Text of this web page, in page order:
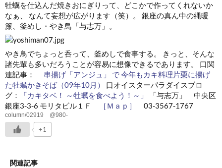
牡蠣を仕込んだ焼きおにぎりって、どこかで作ってくれないか
なぁ、 なんて妄想が広がります（笑）。 銀座の真ん中の縄暖
簾、釜めし・やき鳥「与志万」。
やき鳥でちょっと呑って、釜めしで食事する。 きっと、そんな
諸先輩も多いだろうことが容易に想像できるであります。 口関
連記事： 串揚げ「アンジュ」 で 今年もカキ料理片栗に揚げ
た牡蠣かきそば（09年10月）
口オイスターパラダイスブロ
グ：
「カキタベ！ ～牡蠣を食べよう！～」
「与志万」 中央区
銀座3-3-6 モリタビル１Ｆ
［Ｍａｐ］ 03-3567-1767
column/02919 @980-
+1
関連記事